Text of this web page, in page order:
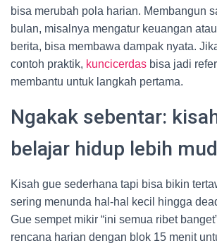
bisa merubah pola harian. Membangun
bulan, misalnya mengatur keuangan
berita, bisa membawa dampak nyata.
contoh praktik, kuncicerdas bisa jadi
membantu untuk langkah pertama.
Ngakak sebentar:
belajar hidup lebih
Kisah gue sederhana tapi bisa bikin
sering menunda hal-hal kecil hingga
Gue sempet mikir “ini semua ribet
rencana harian dengan blok 15 menit